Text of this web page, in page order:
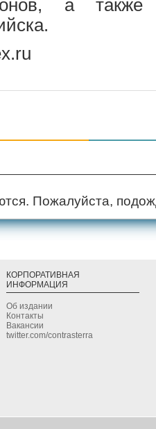
а также
Пожалуйста,
КОРПОРАТИВНАЯ
ИНФОРМАЦИЯ
Об издании
Контакты
Вакансии
twitter.com/contrasterra